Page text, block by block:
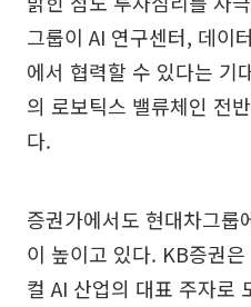
그룹이 AI 연구센터, 데이
에서 협력할 수 있다는 기
의 로보틱스 밸류체인 전
다.
증권가에서도 현대차그룹
이 높이고 있다. KB증권
컬 AI 산업의 대표 주자로